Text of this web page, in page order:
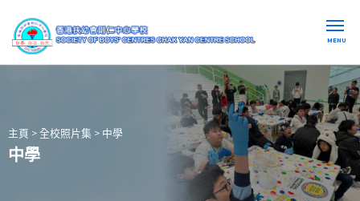
MENU
主頁 > 全校照片集 > 中學
中學